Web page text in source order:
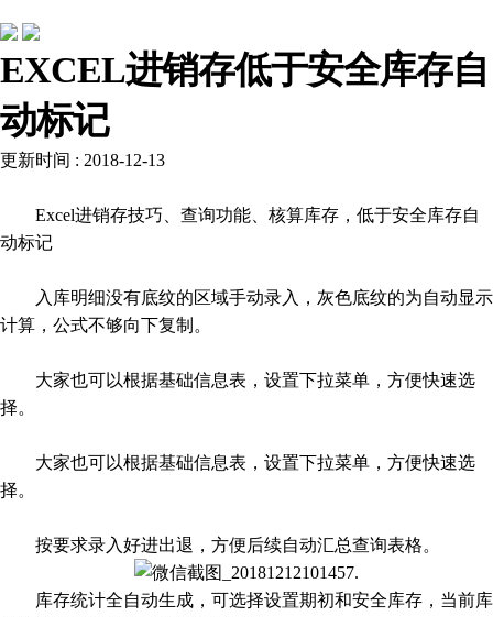
EXCEL进销存低于安全库存自
动标记
更新时间 : 2018-12-13
Excel进销存技巧、查询功能、核算库存，低于安全库存自
动标记
入库明细没有底纹的区域手动录入，灰色底纹的为自动显示
计算，公式不够向下复制。
大家也可以根据基础信息表，设置下拉菜单，方便快速选
择。
大家也可以根据基础信息表，设置下拉菜单，方便快速选
择。
按要求录入好进出退，方便后续自动汇总查询表格。
库存统计全自动生成，可选择设置期初和安全库存，当前库